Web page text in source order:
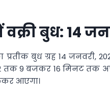
बुध: 14
प्रतीक बुध ग्रह 14 जनवरी,
9 बजकर 16 मिनट तक
आएगा।